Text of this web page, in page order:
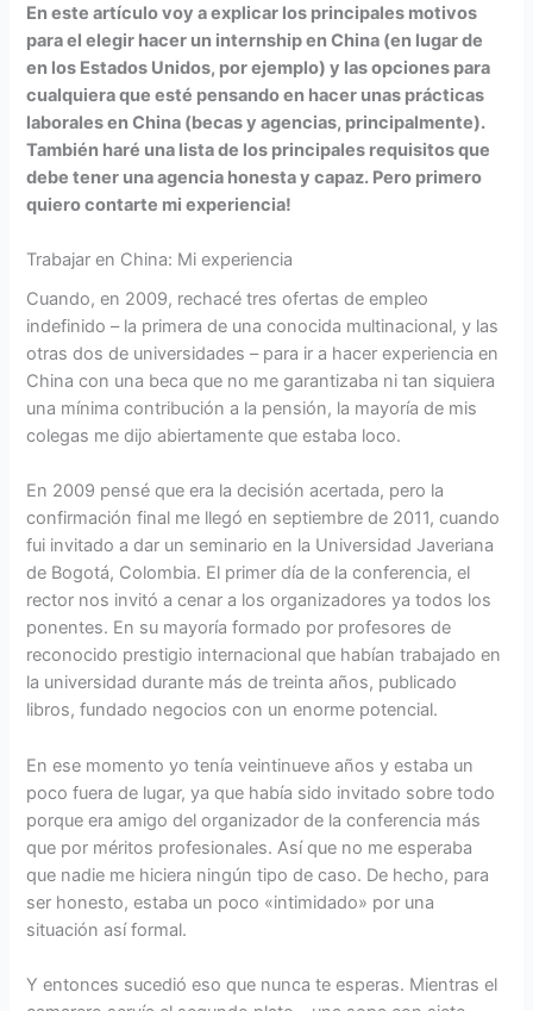
En este artículo voy a explicar los principales motivos
para el elegir hacer un internship en China (en lugar de
en los Estados Unidos, por ejemplo) y las opciones para
cualquiera que esté pensando en hacer unas prácticas
laborales en China (becas y agencias, principalmente).
También haré una lista de los principales requisitos que
debe tener una agencia honesta y capaz. Pero primero
quiero contarte mi experiencia!
Trabajar en China: Mi experiencia
Cuando, en 2009, rechacé tres ofertas de empleo
indefinido – la primera de una conocida multinacional, y las
otras dos de universidades – para ir a hacer experiencia en
China con una beca que no me garantizaba ni tan siquiera
una mínima contribución a la pensión, la mayoría de mis
colegas me dijo abiertamente que estaba loco.
En 2009 pensé que era la decisión acertada, pero la
confirmación final me llegó en septiembre de 2011, cuando
fui invitado a dar un seminario en la Universidad Javeriana
de Bogotá, Colombia. El primer día de la conferencia, el
rector nos invitó a cenar a los organizadores ya todos los
ponentes. En su mayoría formado por profesores de
reconocido prestigio internacional que habían trabajado en
la universidad durante más de treinta años, publicado
libros, fundado negocios con un enorme potencial.
En ese momento yo tenía veintinueve años y estaba un
poco fuera de lugar, ya que había sido invitado sobre todo
porque era amigo del organizador de la conferencia más
que por méritos profesionales. Así que no me esperaba
que nadie me hiciera ningún tipo de caso. De hecho, para
ser honesto, estaba un poco «intimidado» por una
situación así formal.
Y entonces sucedió eso que nunca te esperas. Mientras el